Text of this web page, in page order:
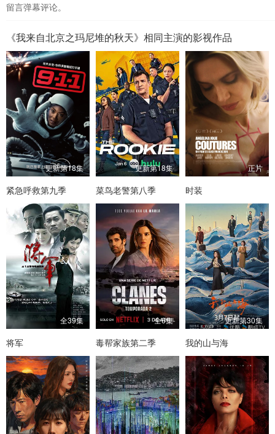
留言弹幕评论。
《我来自北京之玛尼堆的秋天》相同主演的影视作品
更新第18集
紧急呼救第九季
更新第18集
菜鸟老警第八季
正片
时装
全39集
将军
全6集
毒帮家族第二季
更新第30集
我的山与海